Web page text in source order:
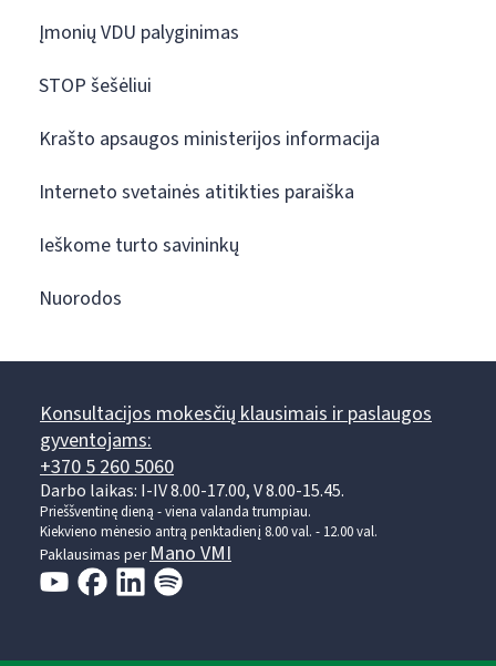
Įmonių VDU palyginimas
STOP šešėliui
Krašto apsaugos ministerijos informacija
Interneto svetainės atitikties paraiška
Ieškome turto savininkų
Nuorodos
Konsultacijos mokesčių klausimais ir paslaugos
gyventojams:
+370 5 260 5060
Darbo laikas: I-IV 8.00-17.00, V 8.00-15.45.
Prieššventinę dieną - viena valanda trumpiau.
Kiekvieno mėnesio antrą penktadienį 8.00 val. - 12.00 val.
Paklausimas perMano VMI